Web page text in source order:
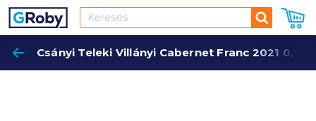
Keresés
Csányi Teleki Villányi Cabernet Franc 2021 0,75